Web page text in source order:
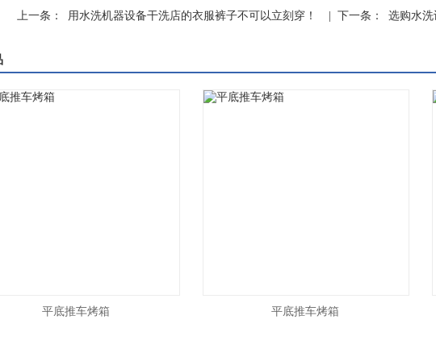
上一条： 用水洗机器设备干洗店的衣服裤子不可以立刻穿！ | 下一条： 选购水
平底推车烤箱 平底推车烤箱